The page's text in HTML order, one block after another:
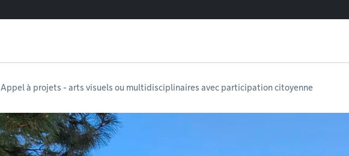
Appel à projets - arts visuels ou multidisciplinaires avec participation citoyenne